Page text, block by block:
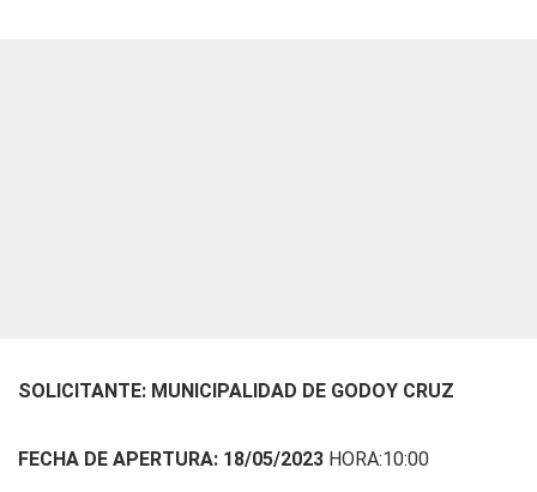
SOLICITANTE: MUNICIPALIDAD DE GODOY CRUZ
FECHA DE APERTURA: 18/05/2023 HORA:10:00